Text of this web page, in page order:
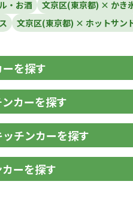
・お酒 文京区(東京都) × かき
文京区(東京都) × ホットサン
を探す
カーを探す
チンカーを探す
ーを探す